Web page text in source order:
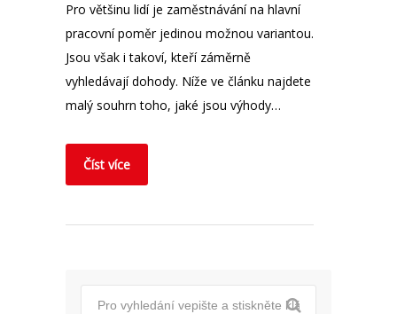
Pro většinu lidí je zaměstnávání na hlavní
pracovní poměr jedinou možnou variantou.
Jsou však i takoví, kteří záměrně
vyhledávají dohody. Níže ve článku najdete
malý souhrn toho, jaké jsou výhody…
Číst více